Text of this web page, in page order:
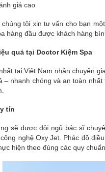
giá cao
tôi xin tư vấn cho bạn
hàng đầu được khách hàng
quả tại Doctor Kiệm Spa
tại Việt Nam nhận chuyển
– nhanh chóng và an toàn
tín
sẽ được đội ngũ bác sĩ
nghệ Oxy Jet. Phác đồ
hiện theo đúng các quy